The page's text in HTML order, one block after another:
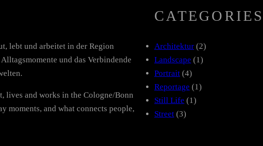
lebt und arbeitet in der Region
und das Verbindende
lives and works in the Cologne/Bonn
moments, and what connects people,
Architektur (2)
Landscape (1)
Portrait (4)
Reportage (1)
Still Life (1)
Street (3)